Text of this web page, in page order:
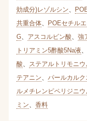
効成分)レゾルシン
共重合体、 POEセチル
G、 アスコルビン酸 強
トリアミン5酢酸5Na液
酸
ステアルトリモニ
テアニン
パールカルク
ルメチレンピペリジニウ
ミン
香料